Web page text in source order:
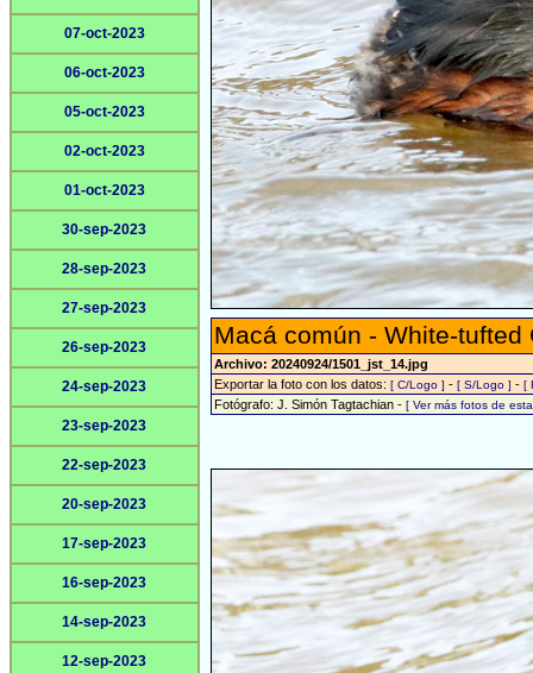
07-oct-2023
06-oct-2023
05-oct-2023
02-oct-2023
01-oct-2023
30-sep-2023
28-sep-2023
27-sep-2023
26-sep-2023
24-sep-2023
23-sep-2023
22-sep-2023
20-sep-2023
17-sep-2023
16-sep-2023
14-sep-2023
12-sep-2023
Macá común - White-
Archivo: 20240924/1501_jst_14.jpg
Exportar la foto con los datos: [ C/Logo ] - [ S/Logo ] - [
Fotógrafo: J. Simón Tagtachian - [ Ver más fotos de